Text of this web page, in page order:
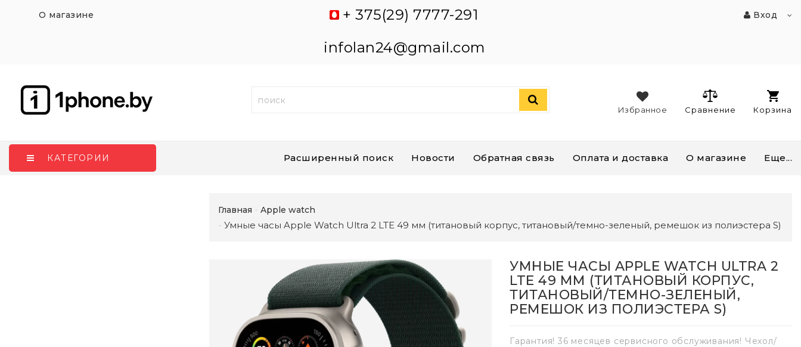
О магазине
+ 375(29) 7777-291
infolan24@gmail.com
Вход
Корзина
Сравнение
Избранное
КАТЕГОРИИ Расширенный поиск Новости Обратная связь Оплата и доставка О магазине Еще...
Главная Apple watch
Умные часы Apple Watch Ultra 2 LTE 49 мм (титановый корпус, титановый/темно-зеленый, ремешок из полиэстера S)
УМНЫЕ ЧАСЫ APPLE WATCH ULTRA 2
LTE 49 ММ (ТИТАНОВЫЙ КОРПУС,
ТИТАНОВЫЙ/ТЕМНО-ЗЕЛЕНЫЙ,
РЕМЕШОК ИЗ ПОЛИЭСТЕРА S)
Гарантия! 36 месяцев сервисного обслуживания! Чехол/